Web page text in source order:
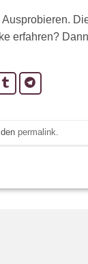
erfahren?
permalink